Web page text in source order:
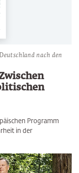
nach den
Programm
in der